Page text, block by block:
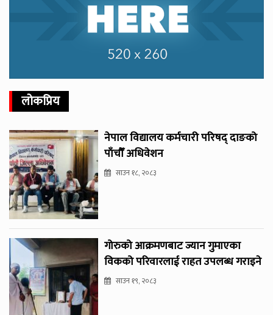
लोकप्रिय
नेपाल विद्यालय कर्मचारी परिषद् दाङको
पाँचौँ अधिवेशन
साउन १८, २०८३
गोरुको आक्रमणबाट ज्यान गुमाएका
विकको परिवारलाई राहत उपलब्ध गराइने
साउन १९, २०८३